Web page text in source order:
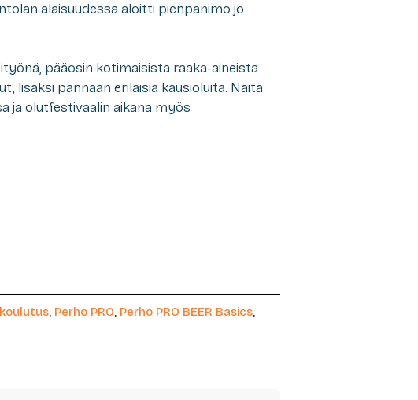
alaisuudessa aloitti pienpanimo jo
pääosin kotimaisista raaka-aineista.
lisäksi pannaan erilaisia kausioluita. Näitä
ja olutfestivaalin aikana myös
, Perho PRO, Perho PRO BEER Basics,